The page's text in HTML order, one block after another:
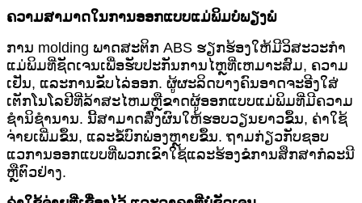
ຄວາມສາມາດໃນການອອກແບບແມ່ພິມບໍ່ພຽງພໍ
ການ molding ພາດສະຕິກ ABS ຮຽກຮ້ອງໃຫ້ມີວິສະວະກໍາ
ແມ່ພິມທີ່ຊັດເຈນເພື່ອຮັບປະກັນການໄຫຼທີ່ເຫມາະສົມ, ຄວາມ
ເຢັນ, ແລະການຂັບໄລ່ອອກ. ຜູ້ຜະລິດບາງຄົນອາດຈະອີງໃສ່
ເຕັກໂນໂລຢີທີ່ລ້າສະໄຫມຫຼືຂາດຜູ້ອອກແບບແມ່ພິມທີ່ມີຄວາມ
ຊໍານິຊໍານານ. ນີ້ສາມາດສົ່ງຜົນໃຫ້ຮອບວຽນຍາວຂຶ້ນ, ຄ່າໃຊ້
ຈ່າຍເພີ່ມຂຶ້ນ, ແລະຂໍ້ບົກພ່ອງຫຼາຍຂຶ້ນ. ຖາມກ່ຽວກັບຊອບ
ແວການອອກແບບທີ່ພວກເຂົາໃຊ້ແລະຮ້ອງຂໍການສຶກສາກໍລະນີ
ຫຼືຕົວຢ່າງ.